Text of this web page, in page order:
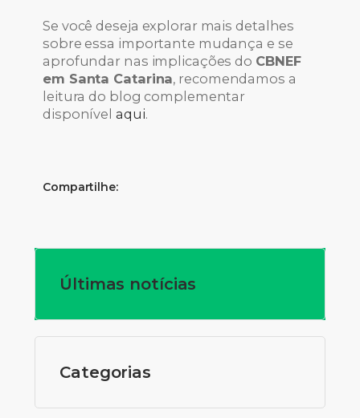
Se você deseja explorar mais detalhes
sobre essa importante mudança e se
aprofundar nas implicações do CBNEF
em Santa Catarina, recomendamos a
leitura do blog complementar
disponível aqui.
Compartilhe:
Últimas notícias
Categorias